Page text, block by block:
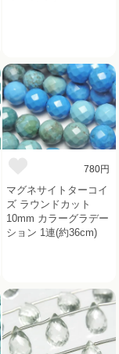
780円
マグネサイトターコイ
ズ ラウンドカット
10mm カラーグラデー
ション 1連(約36cm)